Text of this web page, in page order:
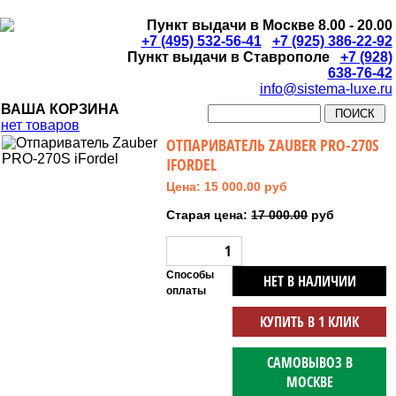
Пункт выдачи в Москве 8.00 - 20.00
+7 (495) 532-56-41
+7 (925) 386-22-92
Пункт выдачи в Ставрополе
+7 (928)
638-76-42
info@sistema-luxe.ru
ВАША КОРЗИНА
нет товаров
ОТПАРИВАТЕЛЬ ZAUBER PRO-270S
IFORDEL
Цена: 15 000.00 руб
Старая цена:17 000.00руб
НЕТ В НАЛИЧИИ
КУПИТЬ В 1 КЛИК
САМОВЫВОЗ В
МОСКВЕ
Способы
оплаты